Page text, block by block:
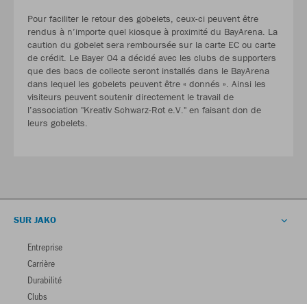
Pour faciliter le retour des gobelets, ceux-ci peuvent être
rendus à n’importe quel kiosque à proximité du BayArena. La
caution du gobelet sera remboursée sur la carte EC ou carte
de crédit. Le Bayer 04 a décidé avec les clubs de supporters
que des bacs de collecte seront installés dans le BayArena
dans lequel les gobelets peuvent être « donnés ». Ainsi les
visiteurs peuvent soutenir directement le travail de
l’association "Kreativ Schwarz-Rot e.V." en faisant don de
leurs gobelets.
SUR JAKO
Entreprise
Carrière
Durabilité
Clubs